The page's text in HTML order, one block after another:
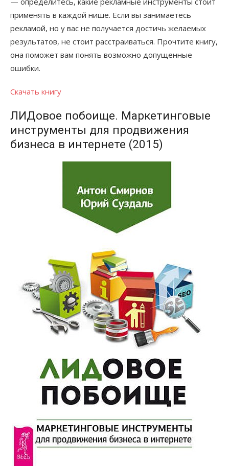
применять в каждой нише. Если вы занимаетесь
рекламой, но у вас не получается достичь желаемых
результатов, не стоит расстраиваться. Прочтите книгу,
она поможет вам понять возможно допущенные
ошибки.
Скачать книгу
ЛИДовое побоище. Маркетинговые
инструменты для продвижения
бизнеса в интернете (2015)